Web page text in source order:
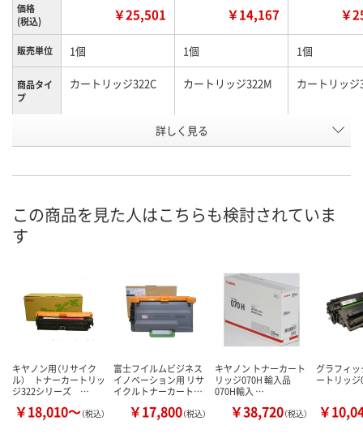
価格
(税込)
￥25,501 ￥14,167 ￥
販売単位 1個 1個 1個
商品タイ
プ
カートリッジ322C カートリッジ322M カートリッジ
P287001 P287002
カゴへ
詳しく見る
この商品を見た人はこちらも検討されていま
す
キヤノン用（リサイク
ル） トナーカートリッ
ジ322シリーズ …
￥18,010～（税込）
富士フイルムビジネス
イノベーション用 リサ
イクルトナーカート…
￥17,800（税込）
キヤノン トナーカート
リッジ070H 輸入品
070H輸入 …
￥38,720（税込）
グラフィ
ートリッジ
￥